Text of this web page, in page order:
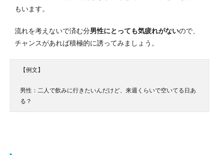
もいます。
流れを考えないで済む分男性にとっても気疲れがないので、
チャンスがあれば積極的に誘ってみましょう。
【例文】
男性：二人で飲みに行きたいんだけど、来週くらいで空いてる日あ
る？